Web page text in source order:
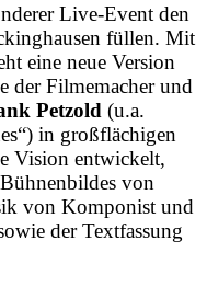
Live-Event den
füllen. Mit
eine neue Version
Filmemacher und
Petzold (u.a.
in großflächigen
Vision entwickelt,
von
von Komponist und
der Textfassung